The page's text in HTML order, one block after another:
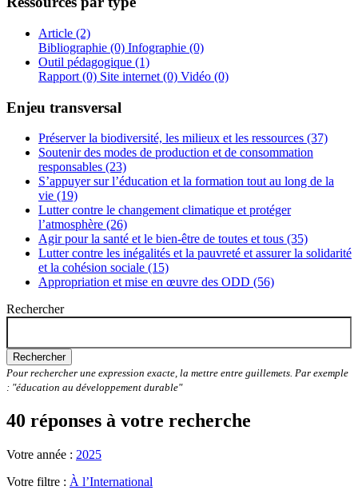
Article (2)
Bibliographie (0) Infographie (0)
Outil pédagogique (1)
Rapport (0) Site internet (0) Vidéo (0)
Enjeu transversal
Préserver la biodiversité, les milieux et les ressources (37)
Soutenir des modes de production et de consommation
responsables (23)
S’appuyer sur l’éducation et la formation tout au long de la
vie (19)
Lutter contre le changement climatique et protéger
l’atmosphère (26)
Agir pour la santé et le bien-être de toutes et tous (35)
Lutter contre les inégalités et la pauvreté et assurer la solidarité
et la cohésion sociale (15)
Appropriation et mise en œuvre des ODD (56)
Rechercher
Rechercher
Pour rechercher une expression exacte, la mettre entre guillemets. Par exemple
: "éducation au développement durable"
40 réponses à votre recherche
Votre année : 2025
Votre filtre : À l’International